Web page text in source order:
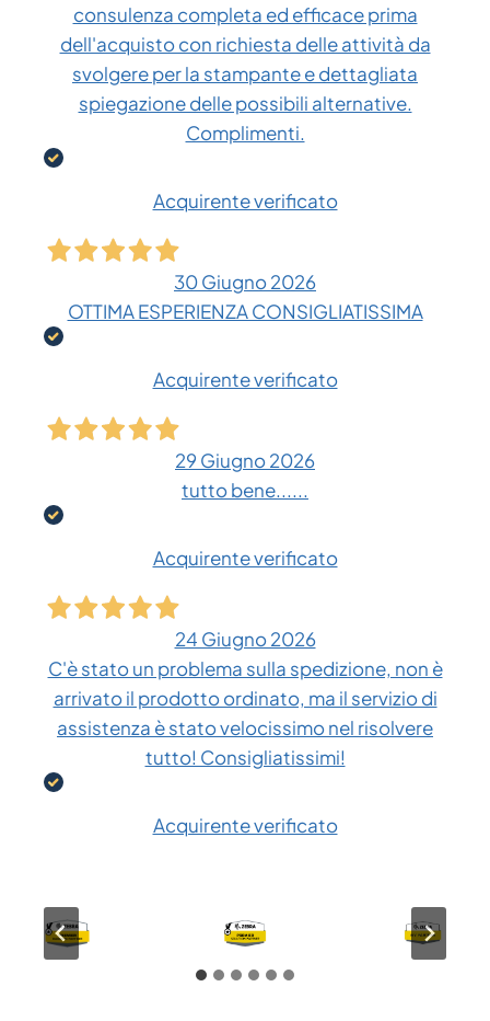
consulenza completa ed efficace prima
dell'acquisto con richiesta delle attività da
svolgere per la stampante e dettagliata
spiegazione delle possibili alternative.
Complimenti.
Acquirente verificato
30 Giugno 2026
OTTIMA ESPERIENZA CONSIGLIATISSIMA
Acquirente verificato
29 Giugno 2026
tutto bene......
Acquirente verificato
24 Giugno 2026
C'è stato un problema sulla spedizione, non è
arrivato il prodotto ordinato, ma il servizio di
assistenza è stato velocissimo nel risolvere
tutto! Consigliatissimi!
Acquirente verificato